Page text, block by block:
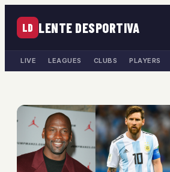
LD LENTE DESPORTIVA
LIVE LEAGUES CLUBS PLAYERS